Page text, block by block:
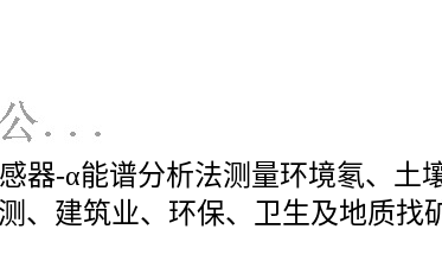
器-α能谱分析法测量环境氡、土
、建筑业、环保、卫生及地质找